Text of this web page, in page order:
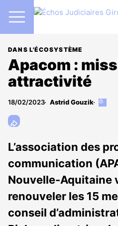
DANS L'ÉCOSYSTÈME
Apacom :
attractivité
18/02/2023 Astrid Gouzik
Cet
L’association des
communication
Nouvelle-Aquitaine
renouveler les 15
conseil